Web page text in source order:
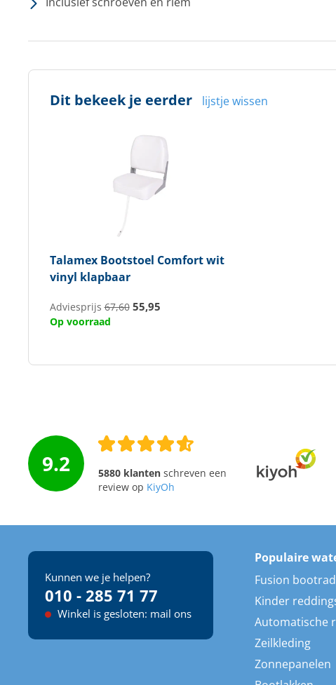
Dit bekeek je eerder lijstje wissen
TalamexBootstoel Comfort wit
vinyl klapbaar
Adviesprijs67,60 55,95
Op voorraad
9.2 5880 klantenschreven een
review op KiyOh
Kunnen we je helpen?
010 - 285 71 77
Winkel is gesloten: mail ons
Populaire
Fusion
Kinder
Automatische
Zeilkleding
Zonnepanelen